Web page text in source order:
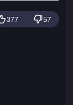
377 57